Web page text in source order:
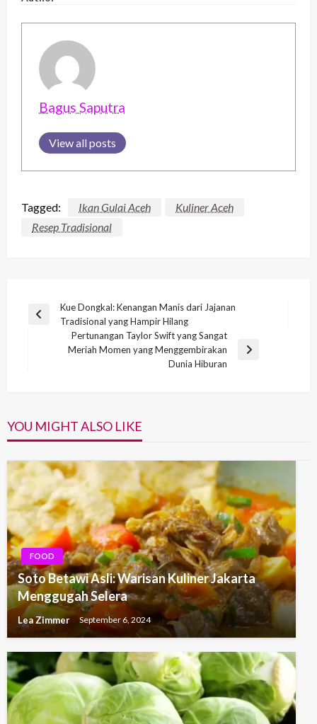
Bagus Saputra
View all posts
Tagged: Ikan Gulai Aceh
Kuliner Aceh
Resep Tradisional
Post
navigation
Previous
Kue Dongkal: Kenangan Manis dari Jajanan
Tradisional yang Hampir Hilang
Pertunangan Taylor Swift yang Sangat
Meriah Momen yang Menggembirakan
Dunia Hiburan
YOU MIGHT ALSO LIKE
FOOD
Soto Betawi Asli: Warisan Kuliner Jakarta
Menggugah Selera
Lea Zimmer September 6, 2024